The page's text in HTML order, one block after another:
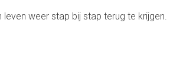
leven weer stap bij stap terug te krijgen.